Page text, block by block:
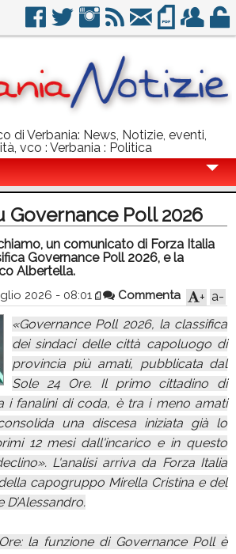
di Verbania: News, Notizie, eventi,
vco : Verbania : Politica
Governance Poll 2026
un comunicato di Forza Italia
Governance Poll 2026, e la
Albertella.
2026 - 08:01 Commenta a-
+
«Governance Poll 2026, la classifica
dei sindaci delle città capoluogo di
provincia più amati, pubblicata dal
Sole 24 Ore. Il primo cittadino di
i fanalini di coda, è tra i meno amati
una discesa iniziata già lo
12 mesi dall'incarico e in questo
L'analisi arriva da Forza Italia
capogruppo Mirella Cristina e del
la funzione di Governance Poll è